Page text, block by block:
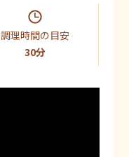
調理時間の目安
30分